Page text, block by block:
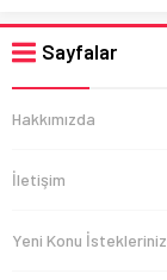
Sayfalar
Hakkımızda
İletişim
Yeni Konu İstekleriniz